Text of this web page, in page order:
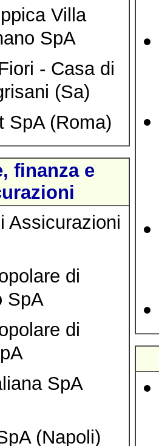
Villa
SpA
- Casa di
(Sa)
SpA (Roma)
finanza e
Assicurazioni
di
SpA
di
SpA
(Napoli)